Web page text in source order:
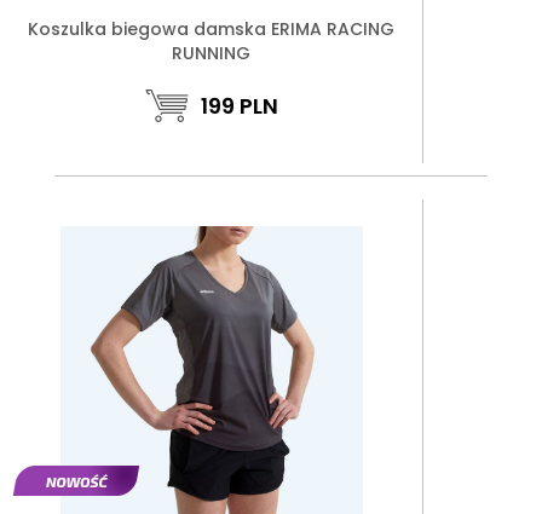
Koszulka biegowa damska ERIMA RACING
RUNNING
199 PLN